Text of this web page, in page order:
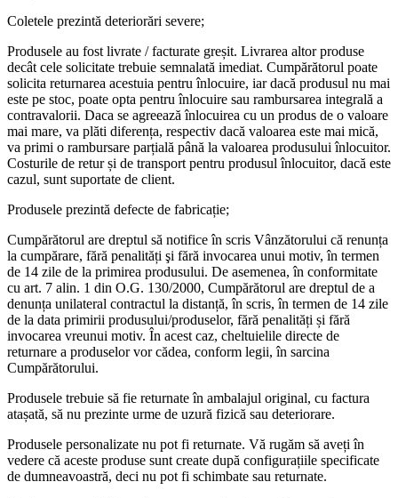
Coletele prezintă deteriorări severe;
Produsele au fost livrate / facturate greșit. Livrarea altor produse
decât cele solicitate trebuie semnalată imediat. Cumpărătorul poate
solicita returnarea acestuia pentru înlocuire, iar dacă produsul nu mai
este pe stoc, poate opta pentru înlocuire sau rambursarea integrală a
contravalorii. Daca se agreează înlocuirea cu un produs de o valoare
mai mare, va plăti diferența, respectiv dacă valoarea este mai mică,
va primi o rambursare parțială până la valoarea produsului înlocuitor.
Costurile de retur și de transport pentru produsul înlocuitor, dacă este
cazul, sunt suportate de client.
Produsele prezintă defecte de fabricație;
Cumpărătorul are dreptul să notifice în scris Vânzătorului că renunța
la cumpărare, fără penalități şi fără invocarea unui motiv, în termen
de 14 zile de la primirea produsului. De asemenea, în conformitate
cu art. 7 alin. 1 din O.G. 130/2000, Cumpărătorul are dreptul de a
denunța unilateral contractul la distanță, în scris, în termen de 14 zile
de la data primirii produsului/produselor, fără penalități și fără
invocarea vreunui motiv. În acest caz, cheltuielile directe de
returnare a produselor vor cădea, conform legii, în sarcina
Cumpărătorului.
Produsele trebuie să fie returnate în ambalajul original, cu factura
atașată, să nu prezinte urme de uzură fizică sau deteriorare.
Produsele personalizate nu pot fi returnate. Vă rugăm să aveți în
vedere că aceste produse sunt create după configurațiile specificate
de dumneavoastră, deci nu pot fi schimbate sau returnate.